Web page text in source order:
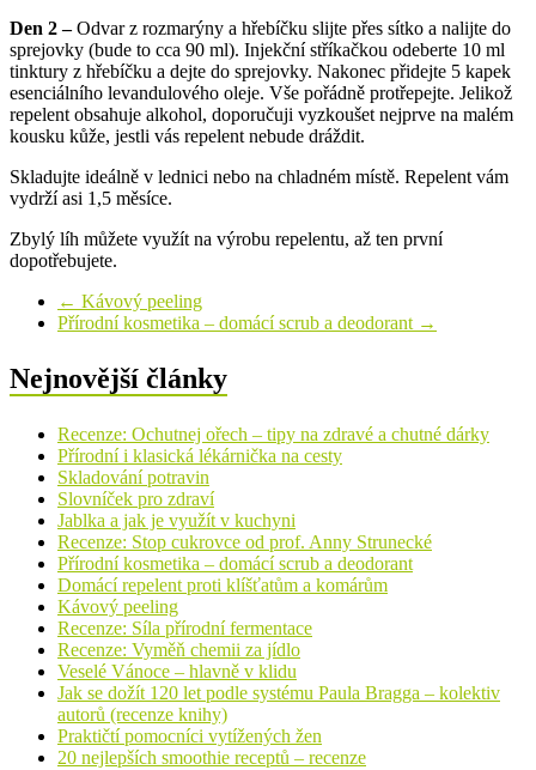
Den 2 –Odvar z rozmarýny a hřebíčku slijte přes sítko a nalijte do
sprejovky (bude to cca 90 ml). Injekční stříkačkou odeberte 10 ml
tinktury z hřebíčku a dejte do sprejovky. Nakonec přidejte 5 kapek
esenciálního levandulového oleje. Vše pořádně protřepejte. Jelikož
repelent obsahuje alkohol, doporučuji vyzkoušet nejprve na malém
kousku kůže, jestli vás repelent nebude dráždit.
Skladujte ideálně v lednici nebo na chladném místě. Repelent vám
vydrží asi 1,5 měsíce.
Zbylý líh můžete využít na výrobu repelentu, až ten první
dopotřebujete.
← Kávový peeling
Přírodní kosmetika – domácí scrub a deodorant →
Nejnovější články
Recenze: Ochutnej ořech – tipy na zdravé a chutné dárky
Přírodní i klasická lékárnička na cesty
Skladování potravin
Slovníček pro zdraví
Jablka a jak je využít v kuchyni
Recenze: Stop cukrovce od prof. Anny Strunecké
Přírodní kosmetika – domácí scrub a deodorant
Domácí repelent proti klíšťatům a komárům
Kávový peeling
Recenze: Síla přírodní fermentace
Recenze: Vyměň chemii za jídlo
Veselé Vánoce – hlavně v klidu
Jak se dožít 120 let podle systému Paula Bragga – kolektiv
autorů (recenze knihy)
Praktičtí pomocníci vytížených žen
20 nejlepších smoothie receptů – recenze